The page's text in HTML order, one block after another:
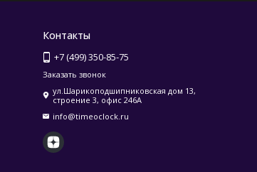
Контакты
+7 (499) 350-85-75
Заказать звонок
ул.Шарикоподшипниковская дом 13,
строение 3, офис 246А
info@timeoclock.ru